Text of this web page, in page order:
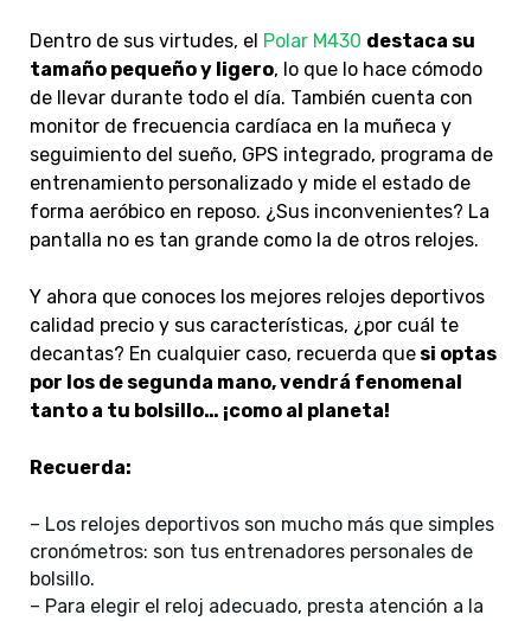
Dentro de sus virtudes, el Polar M430 destaca su
tamaño pequeño y ligero, lo que lo hace cómodo
de llevar durante todo el día. También cuenta con
monitor de frecuencia cardíaca en la muñeca y
seguimiento del sueño, GPS integrado, programa de
entrenamiento personalizado y mide el estado de
forma aeróbico en reposo. ¿Sus inconvenientes? La
pantalla no es tan grande como la de otros relojes.
Y ahora que conoces los mejores relojes deportivos
calidad precio y sus características, ¿por cuál te
decantas? En cualquier caso, recuerda que si optas
por los de segunda mano, vendrá fenomenal
tanto a tu bolsillo… ¡como al planeta!
Recuerda:
– Los relojes deportivos son mucho más que simples
cronómetros: son tus entrenadores personales de
bolsillo.
– Para elegir el reloj adecuado, presta atención a la